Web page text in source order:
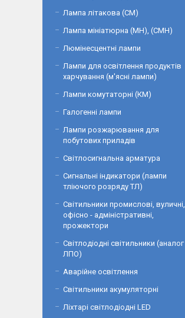
Лампа літакова (СМ)
Лампа мініатюрна (МН), (СМН)
Люмінесцентні лампи
Лампи для освітлення продуктів
харчування (м'ясні лампи)
Лампи комутаторні (КМ)
Галогенні лампи
Лампи розжарювання для
побутових приладів
Світлосигнальна арматура
Сигнальні індикатори (лампи
тліючого розряду ТЛ)
Світильники промислові, вуличні,
офісно - адміністративні,
прожектори
Світлодіодні світильники (аналог
ЛПО)
Аварійне освітлення
Світильники акумуляторні
Ліхтарі світлодіодні LED